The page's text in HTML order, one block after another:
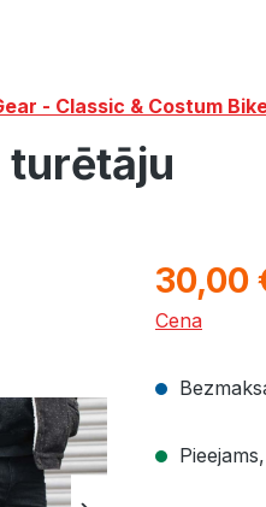
- Classic & Costum
turētāju
30,00
Cena